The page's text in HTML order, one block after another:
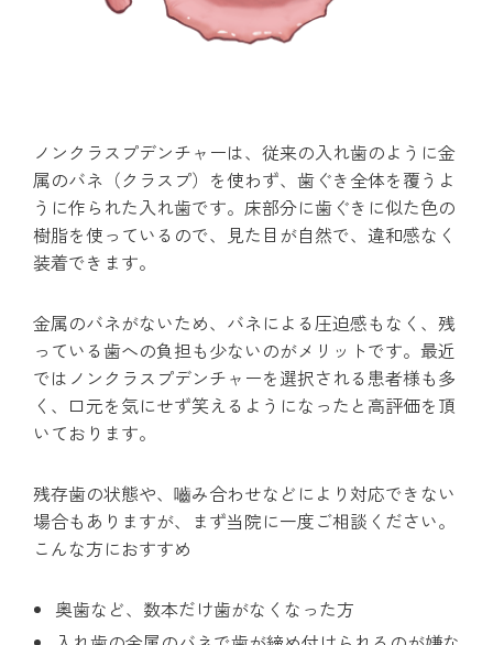
ノンクラスプデンチャーは、従来の入れ歯のように金
属のバネ（クラスプ）を使わず、歯ぐき全体を覆うよ
うに作られた入れ歯です。床部分に歯ぐきに似た色の
樹脂を使っているので、見た目が自然で、違和感なく
装着できます。
金属のバネがないため、バネによる圧迫感もなく、残
っている歯への負担も少ないのがメリットです。最近
ではノンクラスプデンチャーを選択される患者様も多
く、口元を気にせず笑えるようになったと高評価を頂
いております。
残存歯の状態や、嚙み合わせなどにより対応できない
場合もありますが、まず当院に一度ご相談ください。
こんな方におすすめ
奥歯など、数本だけ歯がなくなった方